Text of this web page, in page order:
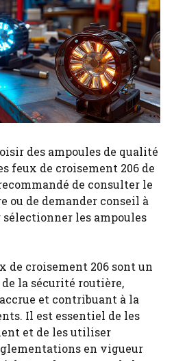
des ampoules de qualité
feux de croisement 206 de
de consulter le
ou de demander conseil à
les ampoules
de croisement 206 sont un
la sécurité routière,
et contribuant à la
Il est essentiel de les
et de les utiliser
en vigueur